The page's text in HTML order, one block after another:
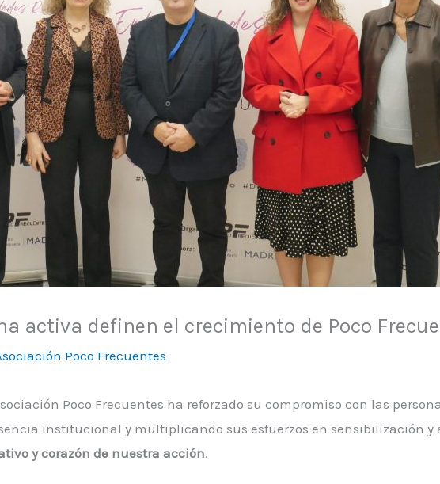
activa definen el crecimiento de Poco
Poco Frecuentes
Poco Frecuentes ha reforzado su compromiso con las
institucional y multiplicando sus esfuerzos en sensibilización y
y corazón de nuestra acción.